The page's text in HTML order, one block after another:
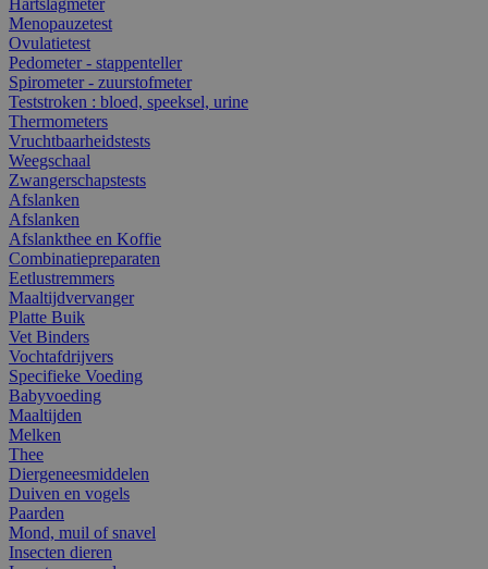
Menopauzetest
Ovulatietest
Pedometer - stappenteller
Spirometer - zuurstofmeter
Teststroken : bloed, speeksel, urine
Thermometers
Vruchtbaarheidstests
Weegschaal
Zwangerschapstests
Afslanken
Afslanken
Afslankthee en Koffie
Combinatiepreparaten
Eetlustremmers
Maaltijdvervanger
Platte Buik
Vet Binders
Vochtafdrijvers
Specifieke Voeding
Babyvoeding
Maaltijden
Melken
Thee
Diergeneesmiddelen
Duiven en vogels
Paarden
Mond, muil of snavel
Insecten dieren